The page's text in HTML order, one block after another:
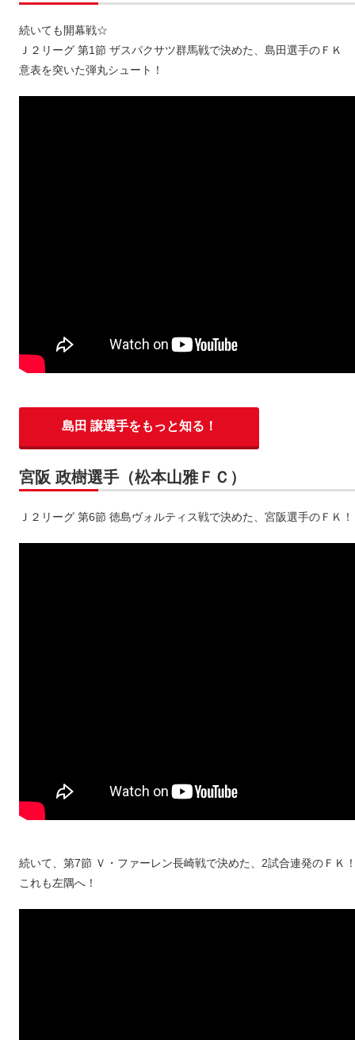
続いても開幕戦☆
Ｊ２リーグ 第1節 ザスパクサツ群馬戦で決めた、島田選手のＦＫ
意表を突いた弾丸シュート！
島田 譲選手をもっと知る！
宮阪 政樹選手（松本山雅ＦＣ）
Ｊ２リーグ 第6節 徳島ヴォルティス戦で決めた、宮阪選手のＦＫ！
続いて、第7節 Ｖ・ファーレン長崎戦で決めた、2試合連発のＦＫ
これも左隅へ！